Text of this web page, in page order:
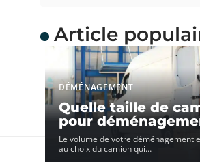
Article
DÉMÉNAGEMENT
Quelle taille de
pour
Le volume de votre déménagement
au choix du camion qui…